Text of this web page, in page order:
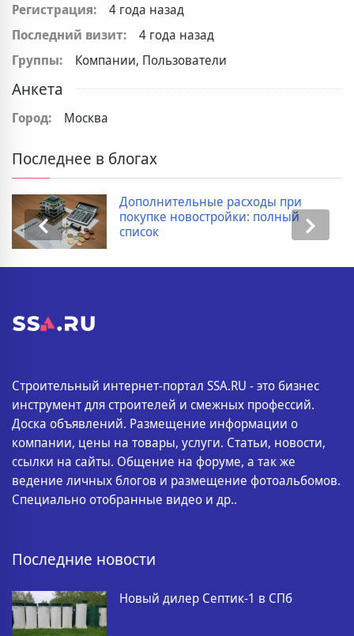
Регистрация:
4 года назад
Последний визит:
4 года назад
Группы:
Компании, Пользователи
Анкета
Город: Москва
Последнее в блогах
Дополнительные расходы при
покупке новостройки: полный
список
Строительный интернет-портал SSA.RU - это бизнес
инструмент для строителей и смежных профессий.
Доска объявлений. Размещение информации о
компании, цены на товары, услуги. Статьи, новости,
ссылки на сайты. Общение на форуме, а так же
ведение личных блогов и размещение фотоальбомов.
Специально отобранные видео и др..
Последние новости
Новый дилер Септик-1 в СПб